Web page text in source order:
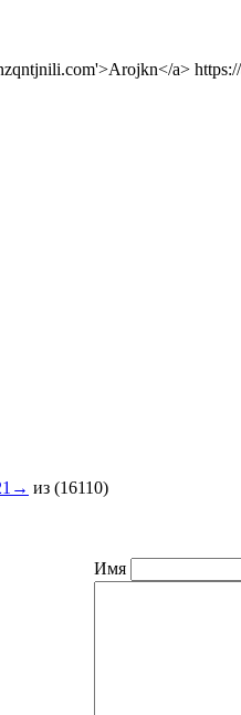
a>
→ из (16110)
Имя